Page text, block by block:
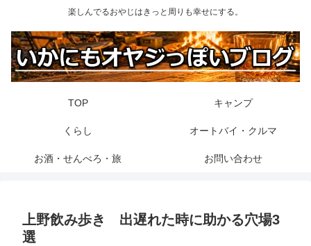
楽しんでるおやじはきっと周りも幸せにする。
TOP キャンプ
くらし オートバイ・クルマ
お酒・せんべろ・旅 お問い合わせ
上野飲み歩き 出遅れた時に助かる穴場3
選